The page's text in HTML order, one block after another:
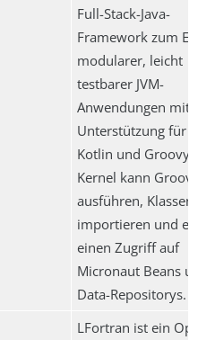
Full-Stack-Java-
Framework zum
modularer, leicht
testbarer JVM-
Anwendungen mit
Unterstützung für
Kotlin und Groovy.
Kernel kann Groovy-
ausführen, Klassen
importieren und es
einen Zugriff auf
Micronaut Beans und
Data-Repositorys.
LFortran ist ein Open-